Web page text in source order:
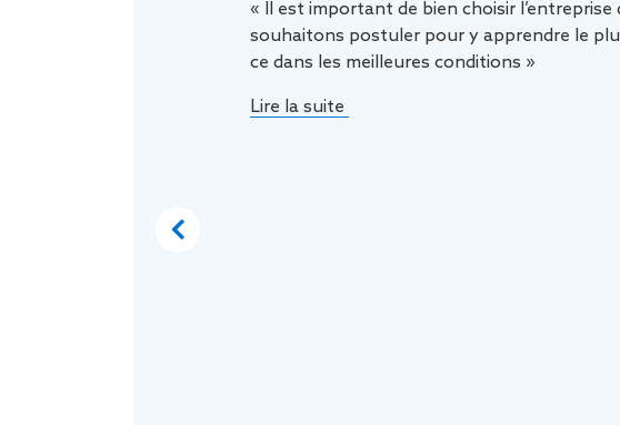
Previous
« Il est important de bien choisir l’entreprise
souhaitons postuler pour y apprendre le
ce dans les meilleures conditions »
Lire la suite